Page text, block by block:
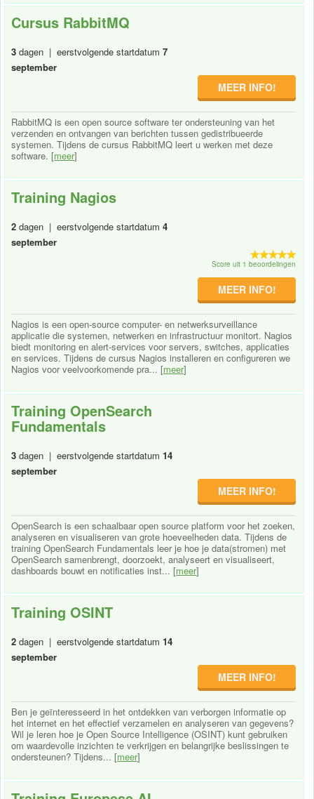
Cursus RabbitMQ
3 dagen | eerstvolgende startdatum 7
september
MEER INFO!
RabbitMQ is een open source software ter ondersteuning van het
verzenden en ontvangen van berichten tussen gedistribueerde
systemen. Tijdens de cursus RabbitMQ leert u werken met deze
software. [meer]
Training Nagios
2 dagen | eerstvolgende startdatum 4
september
Score uit 1 beoordelingen
MEER INFO!
Nagios is een open-source computer- en netwerksurveillance
applicatie die systemen, netwerken en infrastructuur monitort. Nagios
biedt monitoring en alert-services voor servers, switches, applicaties
en services. Tijdens de cursus Nagios installeren en configureren we
Nagios voor veelvoorkomende pra... [meer]
Training OpenSearch
Fundamentals
3 dagen | eerstvolgende startdatum 14
september
MEER INFO!
OpenSearch is een schaalbaar open source platform voor het zoeken,
analyseren en visualiseren van grote hoeveelheden data. Tijdens de
training OpenSearch Fundamentals leer je hoe je data(stromen) met
OpenSearch samenbrengt, doorzoekt, analyseert en visualiseert,
dashboards bouwt en notificaties inst... [meer]
Training OSINT
2 dagen | eerstvolgende startdatum 14
september
MEER INFO!
Ben je geïnteresseerd in het ontdekken van verborgen informatie op
het internet en het effectief verzamelen en analyseren van gegevens?
Wil je leren hoe je Open Source Intelligence (OSINT) kunt gebruiken
om waardevolle inzichten te verkrijgen en belangrijke beslissingen te
ondersteunen? Tijdens... [meer]